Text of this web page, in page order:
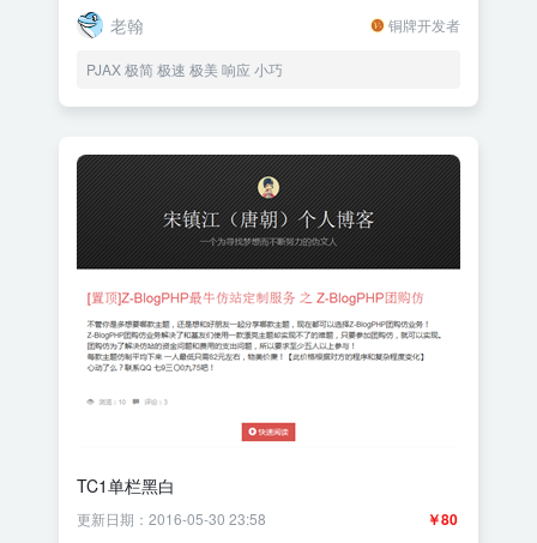
老翰 铜牌开发者
PJAX 极简 极速 极美 响应 小巧
TC1单栏黑白
￥80
更新日期：2016-05-30 23:58